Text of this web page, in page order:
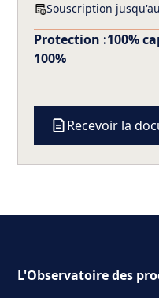
Souscription
Protection :100%
100%
Recevoir la
L'Observatoire des